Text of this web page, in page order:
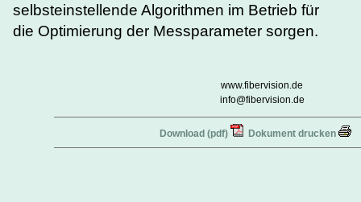
selbsteinstellende Algorithmen im Betrieb für
die Optimierung der Messparameter sorgen.
www.fibervision.de
info@fibervision.de
Download (pdf) Dokument drucken